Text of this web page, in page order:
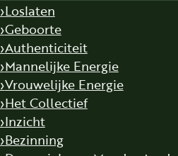
Loslaten
Geboorte
Authenticiteit
Mannelijke Energie
Vrouwelijke Energie
Het Collectief
Inzicht
Bezinning